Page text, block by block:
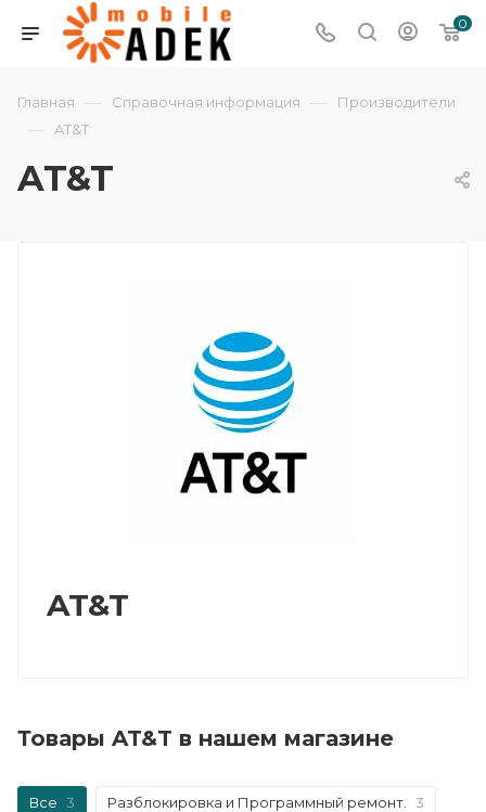
0
Главная — Справочная информация — Производители
— AT&T
AT&T
AT&T
Товары AT&T в нашем магазине
Все 3 Разблокировка и Программный ремонт. 3